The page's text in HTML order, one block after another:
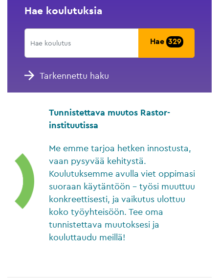
Hae koulutuksia
Hae 329
Tarkennettu haku
Tunnistettava muutos Rastor-
instituutissa
Me emme tarjoa hetken innostusta,
vaan pysyvää kehitystä.
Koulutuksemme avulla viet oppimasi
suoraan käytäntöön – työsi muuttuu
konkreettisesti, ja vaikutus ulottuu
koko työyhteisöön. Tee oma
tunnistettava muutoksesi ja
kouluttaudu meillä!